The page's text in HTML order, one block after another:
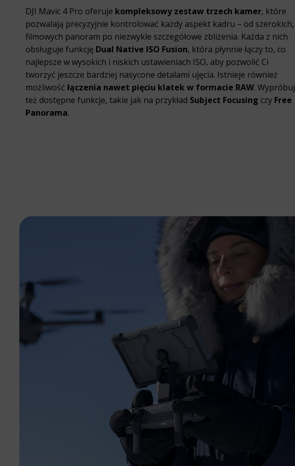
DJI Mavic 4 Pro oferuje kompleksowy zestaw trzech kamer, które
pozwalają precyzyjnie kontrolować każdy aspekt kadru – od szerokich,
filmowych panoram po niezwykle szczegółowe zbliżenia. Każda z nich
obsługuje funkcję Dual Native ISO Fusion, która płynnie łączy to, co
najlepsze w wysokich i niskich ustawieniach ISO, aby pozwolić Ci
tworzyć jeszcze bardziej nasycone detalami ujęcia. Istnieje również
możliwość łączenia nawet pięciu klatek w formacie RAW. Wypróbuj
też dostępne funkcje, takie jak na przykład Subject Focusing czy Free
Panorama.